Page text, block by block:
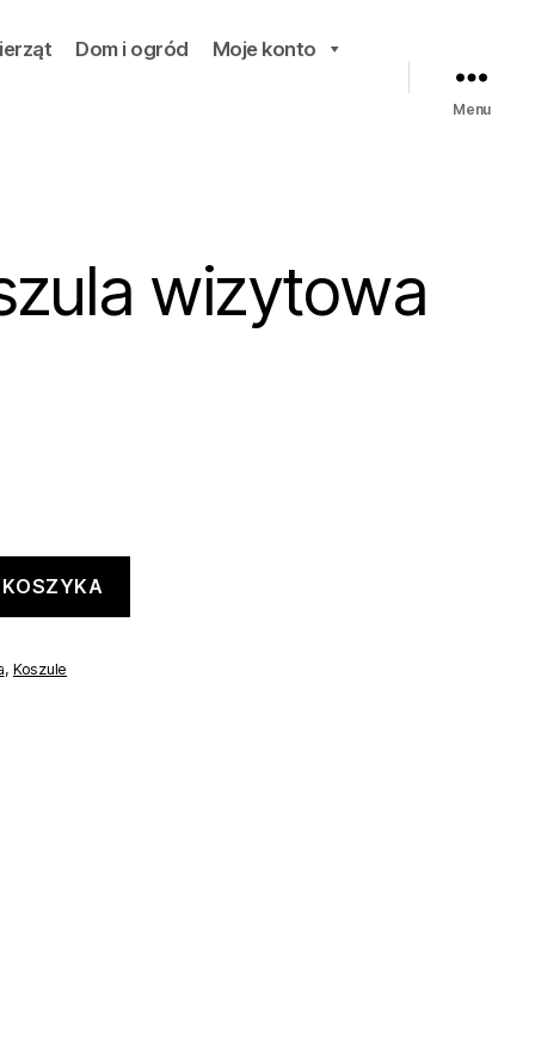
Dom i ogród
Moje konto
Menu
wizytowa
, Koszule